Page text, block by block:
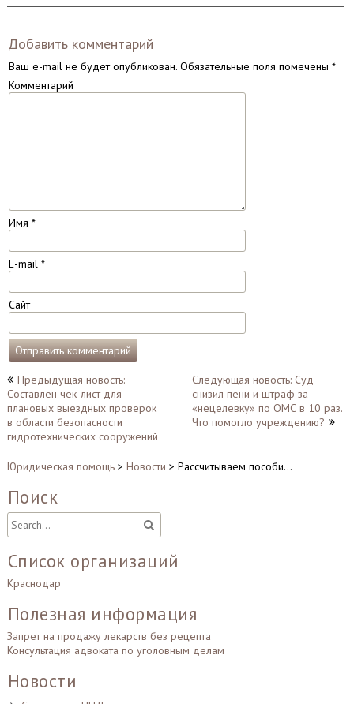
Добавить комментарий
Ваш e-mail не будет опубликован.Обязательные поля помечены *
Комментарий
Имя *
E-mail *
Сайт
Навигация
по
записям
Предыдущая новость:
Составлен чек-лист для
плановых выездных проверок
в области безопасности
гидротехнических сооружений
Следующая новость: Суд
снизил пени и штраф за
«нецелевку» по ОМС в 10 раз.
Что помогло учреждению?
Юридическая помощь> Новости > Рассчитываем пособи…
Поиск
Список организаций
Краснодар
Полезная информация
Запрет на продажу лекарств без рецепта
Консультация адвоката по уголовным делам
Новости